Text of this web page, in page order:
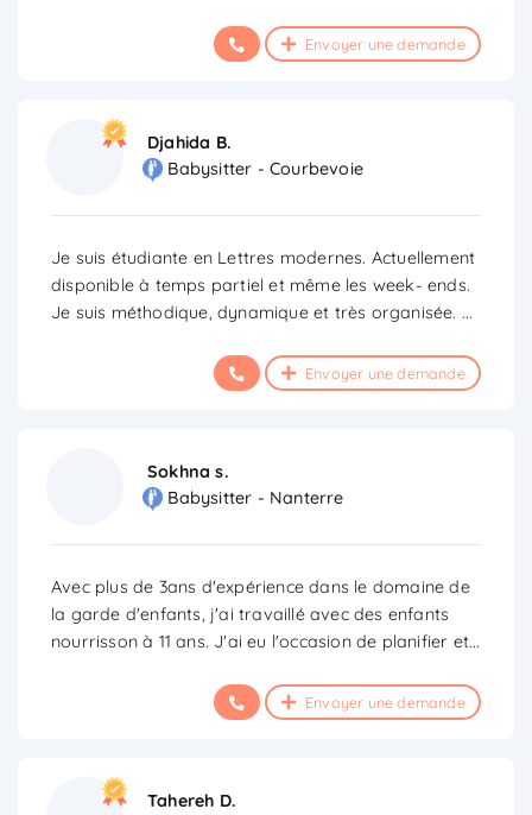
Envoyer une demande
Djahida B.
Babysitter - Courbevoie
Je suis étudiante en Lettres modernes. Actuellement
disponible à temps partiel et même les week- ends.
Je suis méthodique, dynamique et très organisée. ...
Envoyer une demande
Sokhna s.
Babysitter - Nanterre
Avec plus de 3ans d'expérience dans le domaine de
la garde d'enfants, j'ai travaillé avec des enfants
nourrisson à 11 ans. J'ai eu l'occasion de planifier et...
Envoyer une demande
Tahereh D.